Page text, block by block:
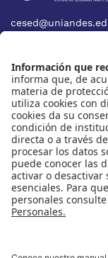
Bogotá - Colombia
Nosotros
Quiénes somos
Eventos
Cursos